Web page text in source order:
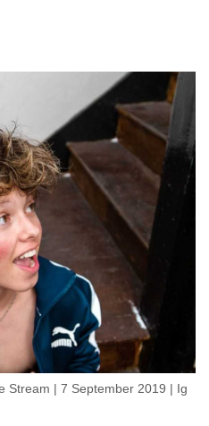
Stream | 7 September 2019 | Ig